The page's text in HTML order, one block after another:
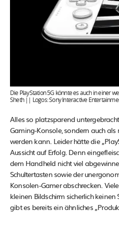
Die PlayStation 5G könnte es auch in einer
Sheth || Logos: Sony Interactive
Alles so platzsparend
Gaming-Konsole, sondern auch
werden kann. Leider hätte die
Aussicht auf Erfolg. Denn
dem Handheld nicht viel
Schultertasten sowie der
Konsolen-Gamer abschrecken.
kleinen Bildschirm sicherlich
gibt es bereits ein ähnliches